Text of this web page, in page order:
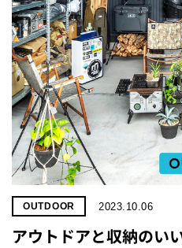
OUTDOOR 2023.10.06
アウトドアと収納のい